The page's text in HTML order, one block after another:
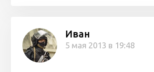
Иван
5 мая 2013 в 19:48